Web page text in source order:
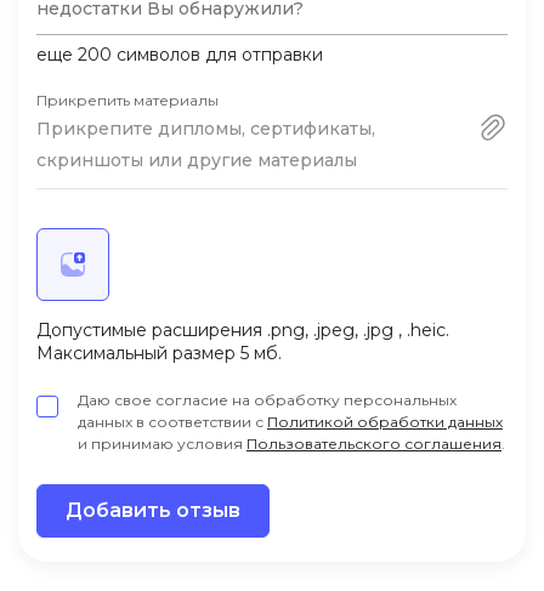
еще 200 символов для отправки
Прикрепить материалы
Прикрепите дипломы, сертификаты,
скриншоты или другие материалы
Допустимые расширения .png, .jpeg, .jpg , .heic.
Максимальный размер 5 мб.
Даю свое согласие на обработку персональных
данных в соответствии с Политикой обработки данных
и принимаю условия Пользовательского соглашения
Добавить отзыв